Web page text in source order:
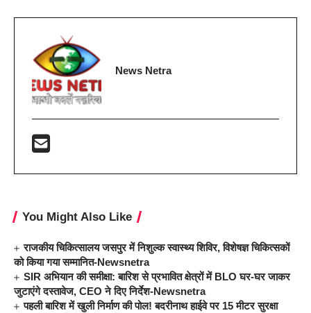
News Netra
You Might Also Like
राजकीय चिकित्सालय जसपुर में निशुल्क स्वास्थ्य शिविर, विशेषज्ञ चिकित्सकों
को किया गया सम्मानित-Newsnetra
SIR अभियान की समीक्षा: बारिश से प्रभावित क्षेत्रों में BLO घर-घर जाकर
जुटाएंगे दस्तावेज, CEO ने दिए निर्देश-Newsnetra
पहली बारिश में खुली निर्माण की पोल! बदरीनाथ हाईवे पर 15 मीटर सुरक्षा